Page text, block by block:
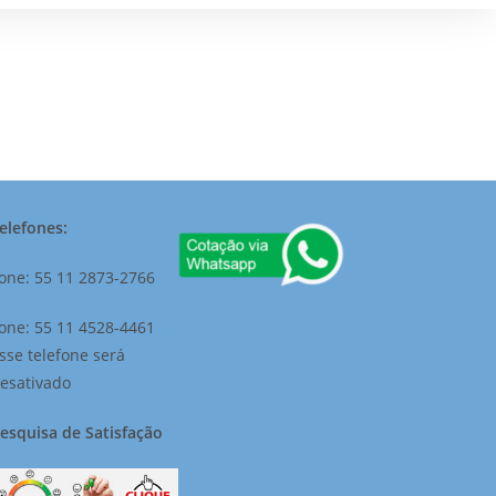
55 11 2873-2766
55 11 4528-4461
telefone será
de Satisfação